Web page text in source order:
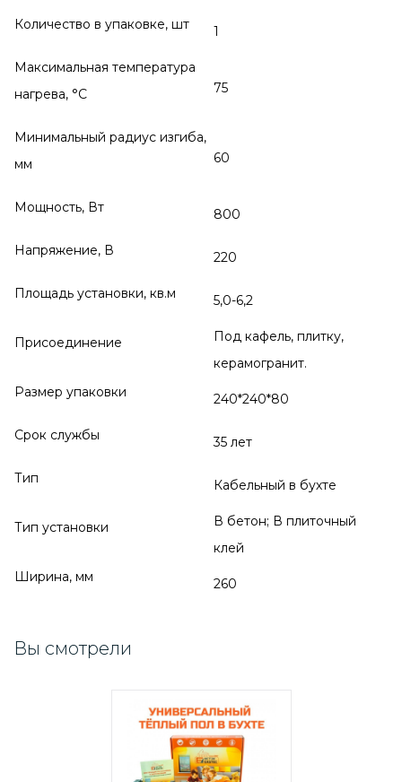
Количество в упаковке, шт 1
Максимальная температура
нагрева, °С
75
Минимальный радиус изгиба,
мм
60
Мощность, Вт 800
Напряжение, В 220
Площадь установки, кв.м 5,0-6,2
Присоединение
Под кафель, плитку,
керамогранит.
Размер упаковки
240*240*80
Срок службы 35 лет
Тип Кабельный в бухте
Тип установки
В бетон; В плиточный
клей
Ширина, мм
260
Вы смотрели